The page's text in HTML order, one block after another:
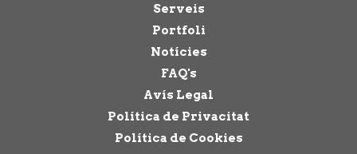
Serveis
Portfoli
Notícies
FAQ's
Avís Legal
Política de Privacitat
Política de Cookies